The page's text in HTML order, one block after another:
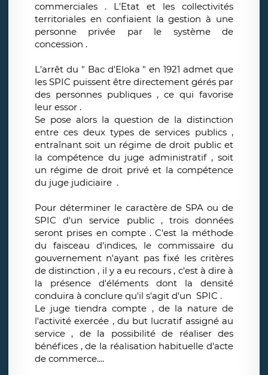
commerciales . L'Etat et les collectivités
territoriales en confiaient la gestion à une
personne privée par le système de
concession .
L'arrêt du " Bac d'Eloka " en 1921 admet que
les SPIC puissent être directement gérés par
des personnes publiques , ce qui favorise
leur essor .
Se pose alors la question de la distinction
entre ces deux types de services publics ,
entraînant soit un régime de droit public et
la compétence du juge administratif , soit
un régime de droit privé et la compétence
du juge judiciaire .
Pour déterminer le caractère de SPA ou de
SPIC d'un service public , trois données
seront prises en compte . C'est la méthode
du faisceau d'indices, le commissaire du
gouvernement n'ayant pas fixé les critères
de distinction , il y a eu recours , c'est à dire à
la présence d'éléments dont la densité
conduira à conclure qu'il s'agit d'un SPIC .
Le juge tiendra compte , de la nature de
l'activité exercée , du but lucratif assigné au
service , de la possibilité de réaliser des
bénéfices , de la réalisation habituelle d'acte
de commerce....